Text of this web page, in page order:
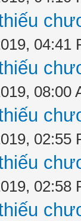
04:41
08:00
02:55
02:58